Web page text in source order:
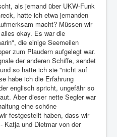
als jemand über UKW-Funk
hatte ich etwa jemanden
macht? Müssen wir
okay. Es war die
die einige Seemeilen
zum Plaudern aufgelegt war.
der anderen Schiffe, sendet
so hatte ich sie "nicht auf
habe ich die Erfahrung
englisch spricht, ungefähr so
Aber dieser nette Segler war
eine schöne
festgestellt haben, dass wir
Katja und Dietmar von der